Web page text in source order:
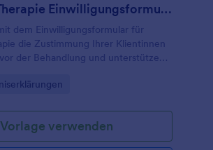
Massage Therapie Einwilligungsformular
dem Einwilligungsformular für
die Zustimmung Ihrer Klientinnen
der Behandlung und unterstützen
mit Jotform.
Vorlage verwenden